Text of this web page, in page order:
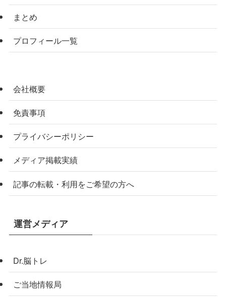
まとめ
プロフィール一覧
会社概要
免責事項
プライバシーポリシー
メディア掲載実績
記事の転載・利用をご希望の方へ
運営メディア
Dr.脳トレ
ご当地情報局